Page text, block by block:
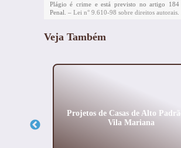
Plágio é crime e está previsto no artigo
Penal. – Lei n° 9.610-98 sobre direitos autorais.
Veja Também
Projetos de Casas de Alto
Vila Mariana